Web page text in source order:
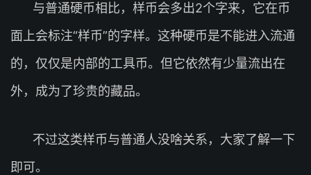
与普通硬币相比，样币会多出2个字来，它在币
面上会标注“样币”的字样。这种硬币是不能进入流通
的，仅仅是内部的工具币。但它依然有少量流出在
外，成为了珍贵的藏品。
不过这类样币与普通人没啥关系，大家了解一下
即可。